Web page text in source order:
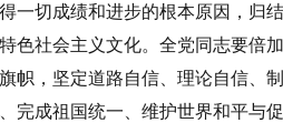
一切成绩和进步的根本原因，归
色社会主义文化。全党同志要倍
帜，坚定道路自信、理论自信、
完成祖国统一、维护世界和平与